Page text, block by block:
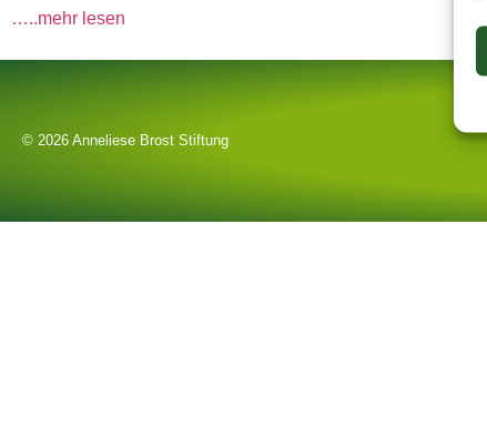
…..mehr lesen
© 2026 Anneliese Brost Stiftung